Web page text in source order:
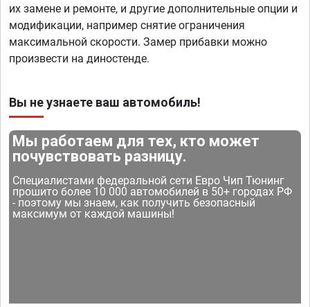
их замене и ремонте, и другие дополнительные опции и
модификации, например снятие ограничения
максимальной скорости. Замер прибавки можно
произвести на диностенде.
Вы не узнаете ваш автомобиль!
Мы работаем для тех, кто может
почувствовать разницу.
Специалистами федеральной сети Евро Чип Тюнинг
прошито более 10 000 автомобилей в 50+ городах РФ
- поэтому мы знаем, как получить безопасный
максимум от каждой машины!